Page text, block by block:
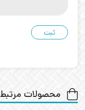
محصولات مرتبط